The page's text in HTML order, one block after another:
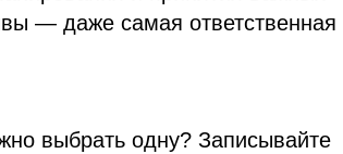
— даже самая ответственная
выбрать одну? Записывайте